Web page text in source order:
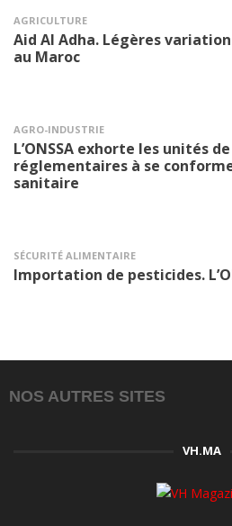
AGRICULTURE
Aid Al Adha. Légères
au Maroc
AGRO-INDUSTRIE
L’ONSSA exhorte les unités
réglementaires à se
sanitaire
SÉCURITÉ ALIMENTAIRE
Importation de pesticides.
NOS AUTRES SITES
VH.MA